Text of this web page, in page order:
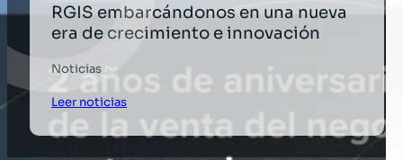
RGIS embarcándonos en una nueva
era de crecimiento e innovación
Noticias
Leer noticias